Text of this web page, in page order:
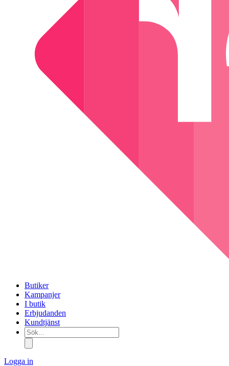
Butiker
Kampanjer
I butik
Erbjudanden
Kundtjänst
Sök...
Logga in